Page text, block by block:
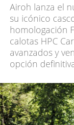
Airoh lanza el
su icónico
homologación
calotas HPC
avanzados y
opción